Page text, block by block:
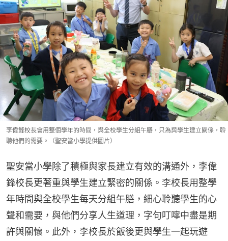
李偉鋒校長會用整個學年的時間，與全校學生分組午膳，只為與學生建立關係，聆
聽他們的需要。（聖安當小學提供圖片）
聖安當小學除了積極與家長建立有效的溝通外，李偉
鋒校長更著重與學生建立緊密的關係。李校長用整學
年時間與全校學生每天分組午膳，細心聆聽學生的心
聲和需要，與他們分享人生道理，字句叮嚀中盡是期
許與關懷。此外，李校長於飯後更與學生一起玩遊